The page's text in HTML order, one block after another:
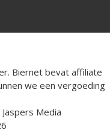
Biernet bevat affiliate
we een vergoeding
Jaspers Media